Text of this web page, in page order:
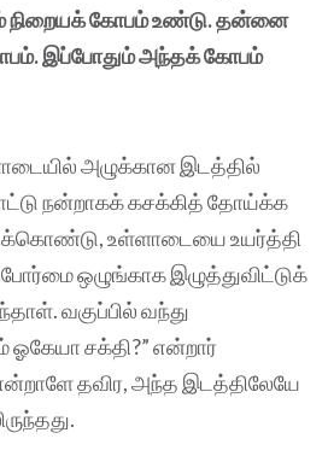
நிறையக் கோபம் உண்டு. தன்னை
இப்போதும் அந்தக் கோபம்
அழுக்கான இடத்தில்
நன்றாகக் கசக்கித் தோய்க்க
உள்ளாடையை உயர்த்தி
ஒழுங்காக இழுத்துவிட்டுக்
வகுப்பில் வந்து
சக்தி?” என்றார்
தவிர, அந்த இடத்திலேயே